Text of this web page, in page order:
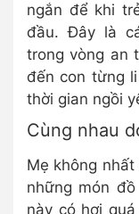
ngắn để khi
đầu. Đây là
trong vòng an
đến con từng
thời gian ngồi
Cùng nhau
Mẹ không
những món
này có hơi